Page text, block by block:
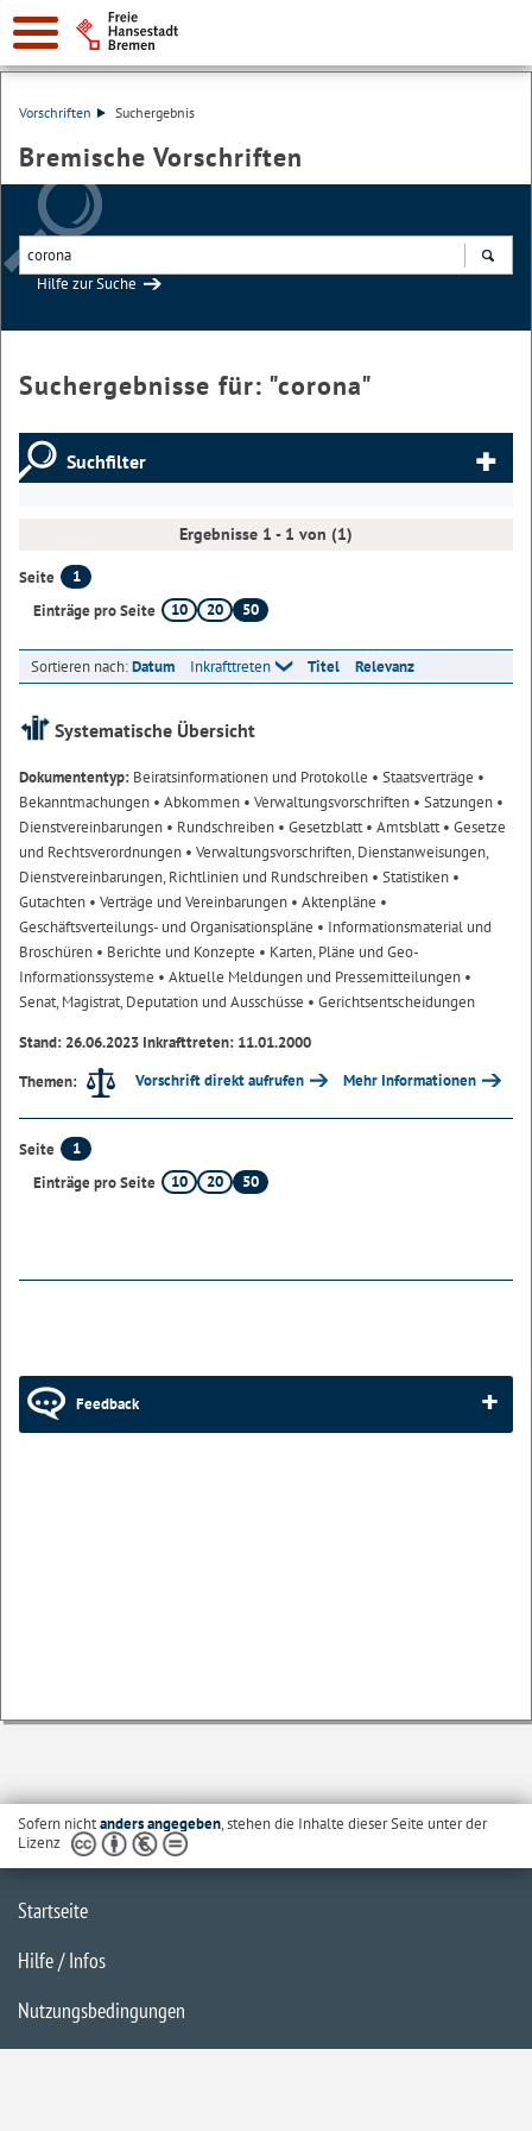
Vorschriften Suchergebnis
Bremische Vorschriften
Hilfe zur Suche
Suchergebnisse für: "corona"
Suchfilter
Ergebnisse 1 - 1 von (1)
Seite
1
Einträge pro Seite
10 20 50
Sortieren nach:Datum Inkrafttreten Titel Relevanz
Systematische Übersicht
Dokumententyp: Beiratsinformationen und Protokolle • Staatsverträge •
Bekanntmachungen • Abkommen • Verwaltungsvorschriften • Satzungen •
Dienstvereinbarungen • Rundschreiben • Gesetzblatt• Amtsblatt• Gesetze
und Rechtsverordnungen • Verwaltungsvorschriften, Dienstanweisungen,
Dienstvereinbarungen, Richtlinien und Rundschreiben • Statistiken •
Gutachten • Verträge und Vereinbarungen • Aktenpläne •
Geschäftsverteilungs- und Organisationspläne • Informationsmaterial und
Broschüren • Berichte und Konzepte • Karten, Pläne und Geo-
Informationssysteme • Aktuelle Meldungen und Pressemitteilungen •
Senat, Magistrat, Deputation und Ausschüsse • Gerichtsentscheidungen
Stand: 26.06.2023 Inkrafttreten: 11.01.2000
Themen:
Vorschrift direkt aufrufen Mehr Informationen
Seite
1
Einträge pro Seite
10 20 50
Feedback
Sofern nichtanders angegeben, stehen die Inhalte dieser Seite unter der
Lizenz
Startseite
Hilfe / Infos
Nutzungsbedingungen